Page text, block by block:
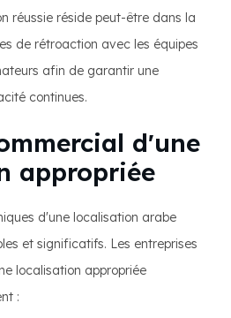
réussie réside peut-être dans la
de rétroaction avec les équipes
afin de garantir une
continues.
d'une
appropriée
d'une localisation arabe
et significatifs. Les entreprises
localisation appropriée
: